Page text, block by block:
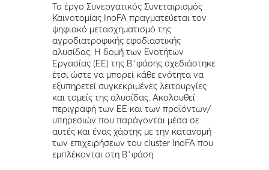
Το έργο Συνεργατικός Συνεταιρισμός
Καινοτομίας InoFA πραγματεύεται τον
ψηφιακό μετασχηματισμό της
αγροδιατροφικής εφοδιαστικής
αλυσίδας. Η δομή των Ενοτήτων
Εργασίας (ΕΕ) της Β΄φάσης σχεδιάστηκε
έτσι ώστε να μπορεί κάθε ενότητα να
εξυπηρετεί συγκεκριμένες λειτουργίες
και τομείς της αλυσίδας. Ακολουθεί
περιγραφή των ΕΕ και των προϊόντων/
υπηρεσιών που παράγονται μέσα σε
αυτές και ένας χάρτης με την κατανομή
των επιχειρήσεων του cluster InoFA που
εμπλέκονται στη Β΄φάση.